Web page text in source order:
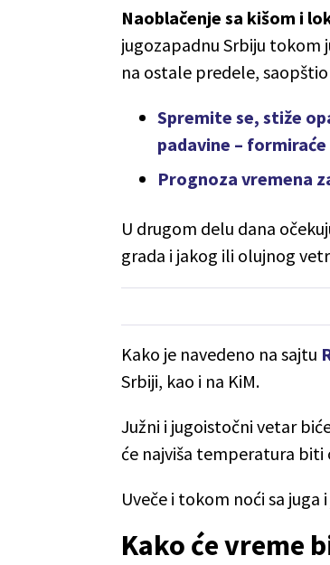
Naoblačenje sa kišom i
jugozapadnu Srbiju tokom
na ostale predele, saopštio
Spremite se, stiže
padavine –
Prognoza vremena
U drugom delu dana
grada i jakog ili olujnog
Kako je navedeno na sajtu
Srbiji, kao i na KiM.
Južni i jugoistočni vetar
će najviša temperatura biti
Uveče i tokom noći sa
Kako će vreme